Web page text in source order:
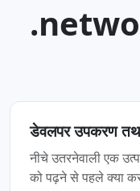
डेवलपर उपकरण
नीचे उतरनेवाली एक
को पढ़ने से पहले क्या